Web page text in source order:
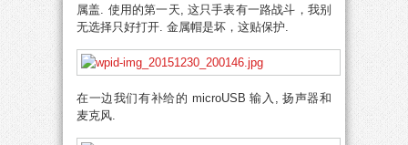
属盖. 使用的第一天, 这只手表有一路战斗，我别
无选择只好打开. 金属帽是坏，这贴保护.
在一边我们有补给的 microUSB 输入, 扬声器和
麦克风.